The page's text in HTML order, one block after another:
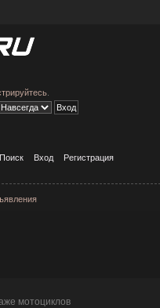
Поиск Вход Регистрация
мотоциклов